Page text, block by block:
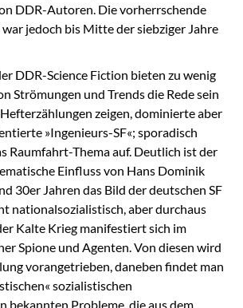
DDR-Autoren. Die vorherrschende
war jedoch bis Mitte der siebziger Jahre
DDR-Science Fiction bieten zu wenig
Strömungen und Trends die Rede sein
zeigen, dominierte aber
»Ingenieurs-SF«; sporadisch
Raumfahrt-Thema auf. Deutlich ist der
Einfluss von Hans Dominik
30er Jahren das Bild der deutschen SF
nationalsozialistisch, aber durchaus
Kalte Krieg manifestiert sich im
Spione und Agenten. Von diesen wird
vorangetrieben, daneben findet man
sozialistischen
bekannten Probleme, die aus dem